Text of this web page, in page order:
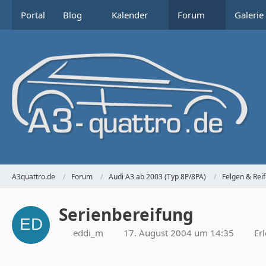
Portal Blog Kalender Forum Galerie
A3quattro.de Forum Audi A3 ab 2003 (Typ 8P/8PA) Felgen &
Serienbereifung
eddi_m 17. August 2004 um 14:35